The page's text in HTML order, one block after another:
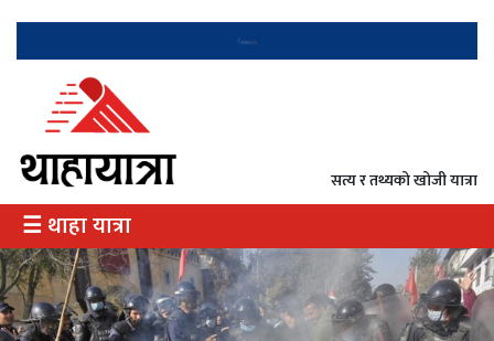
सत्य र तथ्यको खोजी यात्रा
☰ थाहा यात्रा
राजनीति
अर्थ
उत्पादन
दृष्टिकोण